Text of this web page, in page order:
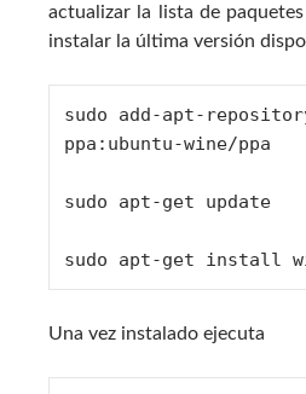
actualizar la lista de
instalar la última versión
sudo add-apt-
ppa:ubuntu-wine/ppa
sudo apt-get update
sudo apt-get install
Una vez instalado ejecuta